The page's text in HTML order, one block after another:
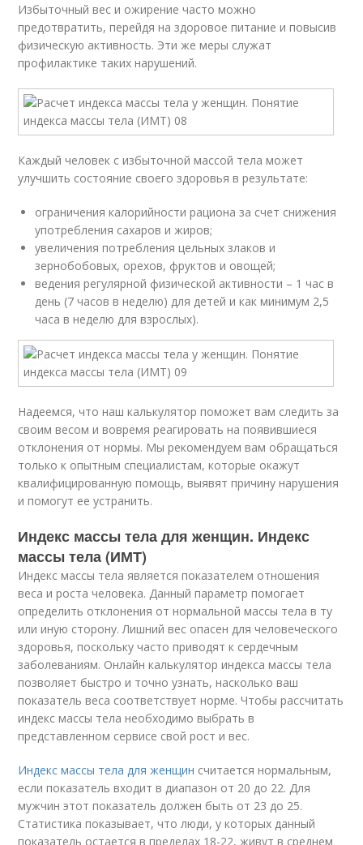
Избыточный вес и ожирение часто можно
предотвратить, перейдя на здоровое питание и повысив
физическую активность. Эти же меры служат
профилактике таких нарушений.
Каждый человек с избыточной массой тела может
улучшить состояние своего здоровья в результате:
ограничения калорийности рациона за счет снижения
употребления сахаров и жиров;
увеличения потребления цельных злаков и
зернобобовых, орехов, фруктов и овощей;
ведения регулярной физической активности – 1 час в
день (7 часов в неделю) для детей и как минимум 2,5
часа в неделю для взрослых).
Надеемся, что наш калькулятор поможет вам следить за
своим весом и вовремя реагировать на появившиеся
отклонения от нормы. Мы рекомендуем вам обращаться
только к опытным специалистам, которые окажут
квалифицированную помощь, выявят причину нарушения
и помогут ее устранить.
Индекс массы тела для женщин. Индекс
массы тела (ИМТ)
Индекс массы тела является показателем отношения
веса и роста человека. Данный параметр помогает
определить отклонения от нормальной массы тела в ту
или иную сторону. Лишний вес опасен для человеческого
здоровья, поскольку часто приводят к сердечным
заболеваниям. Онлайн калькулятор индекса массы тела
позволяет быстро и точно узнать, насколько ваш
показатель веса соответствует норме. Чтобы рассчитать
индекс массы тела необходимо выбрать в
представленном сервисе свой рост и вес.
Индекс массы тела для женщин считается нормальным,
если показатель входит в диапазон от 20 до 22. Для
мужчин этот показатель должен быть от 23 до 25.
Статистика показывает, что люди, у которых данный
показатель остается в пределах 18-22, живут в среднем